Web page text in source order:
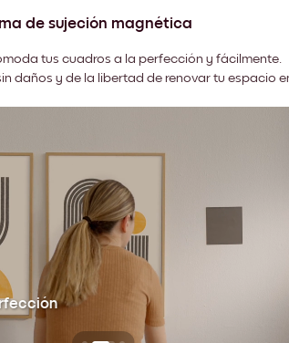
de sujeción magnética
tus cuadros a la perfección y fácilmente.
daños y de la libertad de renovar tu espacio